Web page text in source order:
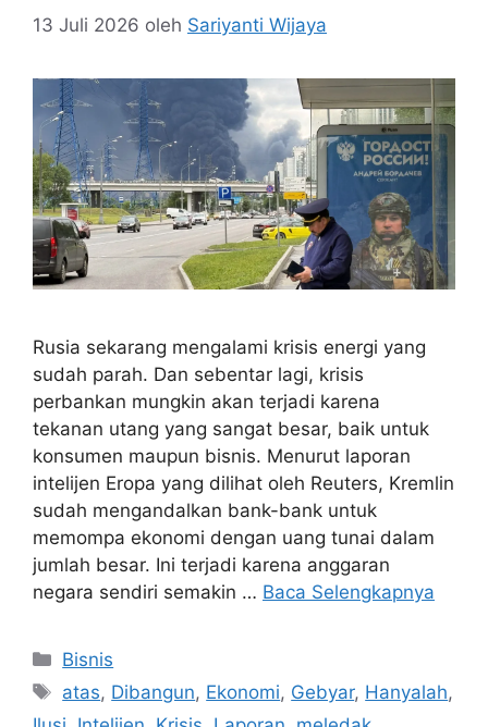
13 Juli 2026 oleh Sariyanti Wijaya
Rusia sekarang mengalami krisis energi yang
sudah parah. Dan sebentar lagi, krisis
perbankan mungkin akan terjadi karena
tekanan utang yang sangat besar, baik untuk
konsumen maupun bisnis. Menurut laporan
intelijen Eropa yang dilihat oleh Reuters, Kremlin
sudah mengandalkan bank-bank untuk
memompa ekonomi dengan uang tunai dalam
jumlah besar. Ini terjadi karena anggaran
negara sendiri semakin … Baca Selengkapnya
Kategori
Bisnis
Tag
atas, Dibangun, Ekonomi, Gebyar, Hanyalah,